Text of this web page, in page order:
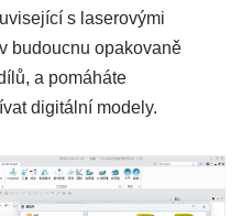
s laserovými
budoucnu opakovaně
a pomáháte
digitální modely.